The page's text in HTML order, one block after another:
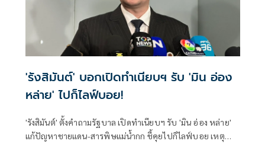
'รังสิมันต์' บอกเปิดทำเนียบฯ รับ 'มิน อ่อง
หล่าย' ไปก็ไลฟ์บอย!
'รังสิมันต์' ตั้งคำถามรัฐบาล เปิดทำเนียบฯ รับ 'มิน อ่อง หล่าย'
แก้ปัญหาชายแดน-สารพิษแม่น้ำกก ชี้คุยไปก็ไลฟ์บอย เหตุ